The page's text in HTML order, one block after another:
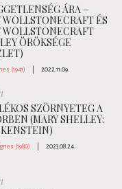
ÁRA –
WOLLSTONECRAFT ÉS
WOLLSTONECRAFT
ÖRÖKSÉGE
(1941) 2022.11.09.
SZÖRNYETEG A
(MARY SHELLEY:
(1980) 2023.08.24.